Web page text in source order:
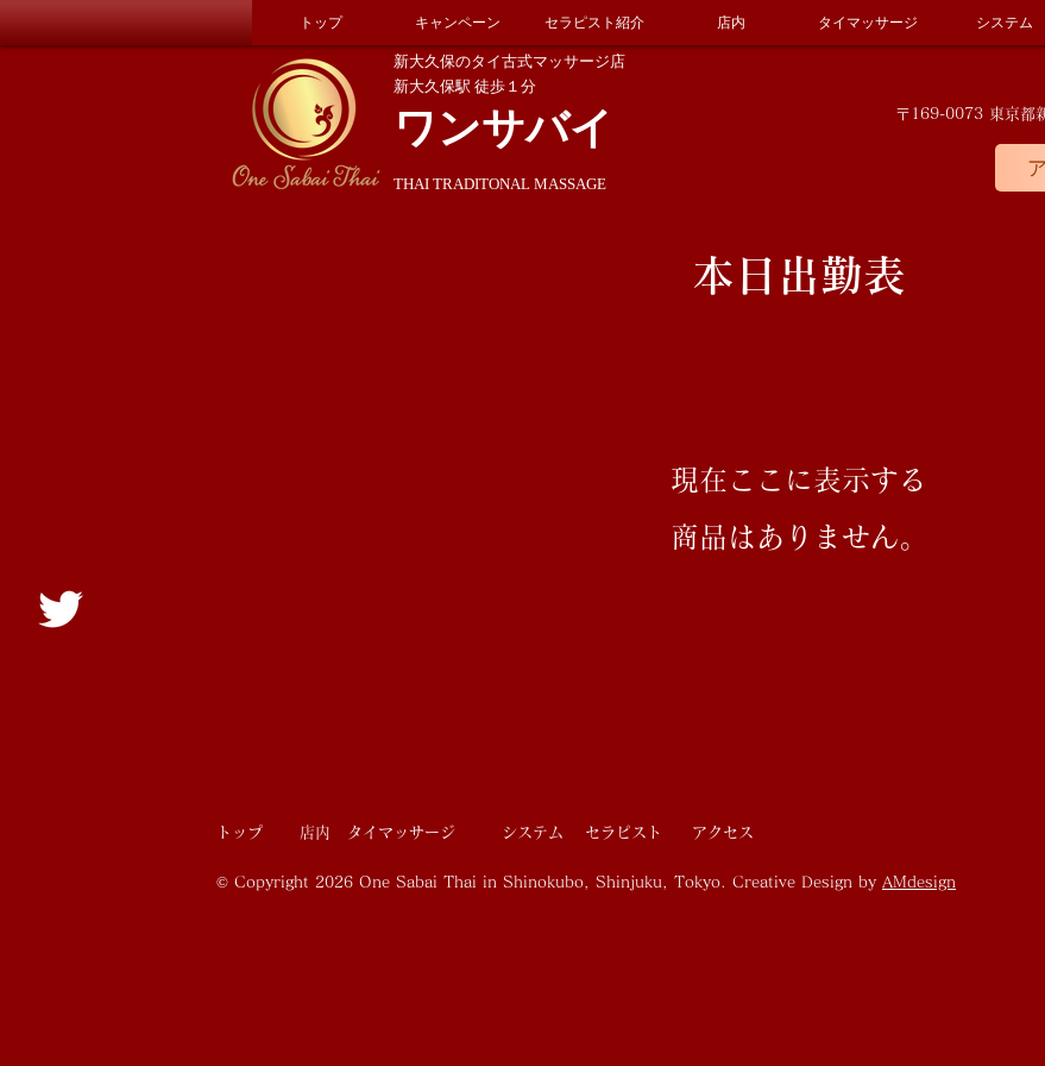
トップ キャンペーン セラピスト紹介 店内 タイマッサージ システム
新大久保のタイ古式マッサージ店
新大久保駅 徒歩１分
ワンサバイ
THAI TRADITONAL MASSAGE
〒169-0073 東京都
本日出勤表
現在ここに表示する
商品はありません。
トップ 店内 タイマッサージ システム セラピスト アクセス
© Copyright 2026 One Sabai Thai in Shinokubo, Shinjuku, Tokyo. Creative Design by AMdesign